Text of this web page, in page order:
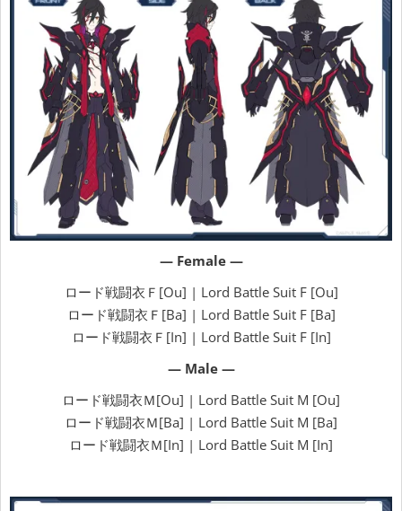
— Female —
ロード戦闘衣Ｆ[Ou] | Lord Battle Suit F [Ou]
ロード戦闘衣Ｆ[Ba] | Lord Battle Suit F [Ba]
ロード戦闘衣Ｆ[In] | Lord Battle Suit F [In]
— Male —
ロード戦闘衣Ｍ[Ou] | Lord Battle Suit M [Ou]
ロード戦闘衣Ｍ[Ba] | Lord Battle Suit M [Ba]
ロード戦闘衣Ｍ[In] | Lord Battle Suit M [In]